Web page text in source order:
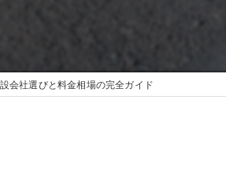
会社選びと料金相場の完全ガイド